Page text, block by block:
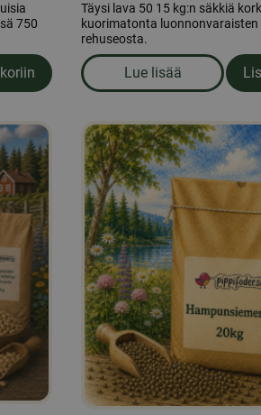
750
15kg - Helpall
Täysi lava 50 15 kg:n säkkiä
kuorimatonta luonnonvaraisten
rehuseosta.
Lue lisää
om produkten